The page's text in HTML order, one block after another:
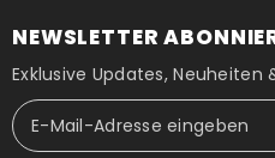
NEWSLETTER
Exklusive Updates,